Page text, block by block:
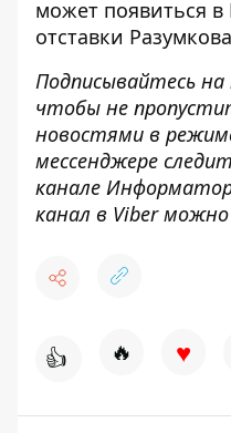
может появиться
отставки
Подписывайтесь
чтобы не
новостями в
мессенджере
канале
канал в Viber можно
👍 🔥 ♥